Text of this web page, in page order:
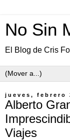
No Sin
El Blog de Cris
jueves, febrero
Alberto
Viajes